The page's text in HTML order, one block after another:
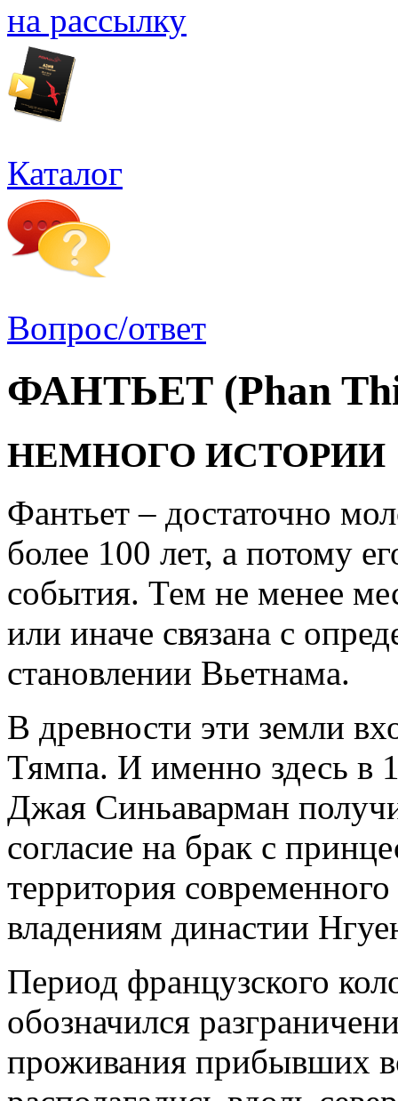
на рассылку
Каталог
Вопрос/ответ
ФАНТЬЕТ (Phan
НЕМНОГО ИСТОРИИ
Фантьет – достаточно
более 100 лет, а потому
события. Тем не менее
или иначе связана с
становлении Вьетнама.
В древности эти земли
Тямпа. И именно здесь в
Джая Синьаварман
согласие на брак с
территория
владениям династии
Период французского
обозначился
проживания прибывших